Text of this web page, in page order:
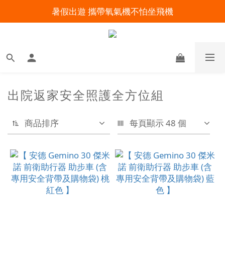
明陽來村全館免運優惠中
暑假出遊 攜帶氧氣機不怕坐飛機
明陽來村全館免運優惠中
出院返家安全照護全方位組
商品排序 每頁顯示 48 個